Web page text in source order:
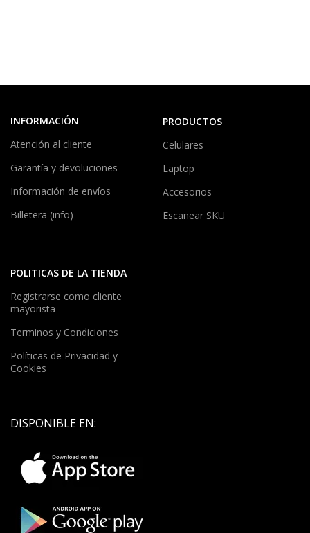
INFORMACIÓN
Atención al cliente
Garantía y devoluciones
Información de envíos
Billetera (info)
PRODUCTOS
Celulares
Laptop
Accesorios
Escanear SKU
POLITICAS DE LA TIENDA
Registrarse como cliente
mayorista
Terminos y Condiciones
Políticas de Privacidad y
Cookies
DISPONIBLE EN: